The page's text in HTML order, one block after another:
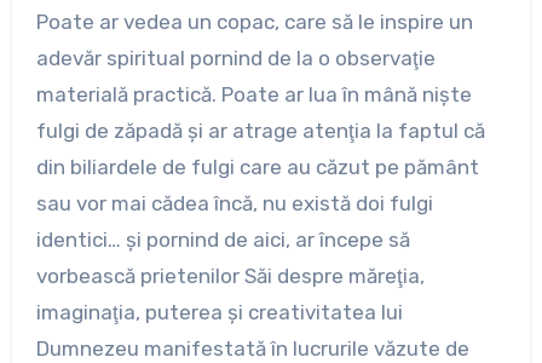
Poate ar vedea un copac, care să le inspire un
adevăr spiritual pornind de la o observaţie
materială practică. Poate ar lua în mână nişte
fulgi de zăpadă şi ar atrage atenţia la faptul că
din biliardele de fulgi care au căzut pe pământ
sau vor mai cădea încă, nu există doi fulgi
identici… şi pornind de aici, ar începe să
vorbească prietenilor Săi despre măreţia,
imaginaţia, puterea şi creativitatea lui
Dumnezeu manifestată în lucrurile văzute de